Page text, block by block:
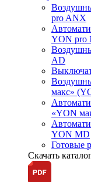
pro ANX
YON pro
AD
макс»
«YON
YON MD
Готовые
Скачать